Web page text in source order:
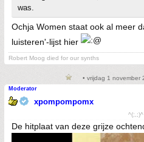
was.
Ochja Women staat ook al meer
luisteren'-lijst hier
Robert Moog died for our synths
• vrijdag 1 november
Moderator
xpompompomx
^(;,;)^
De hitplaat van deze grijze